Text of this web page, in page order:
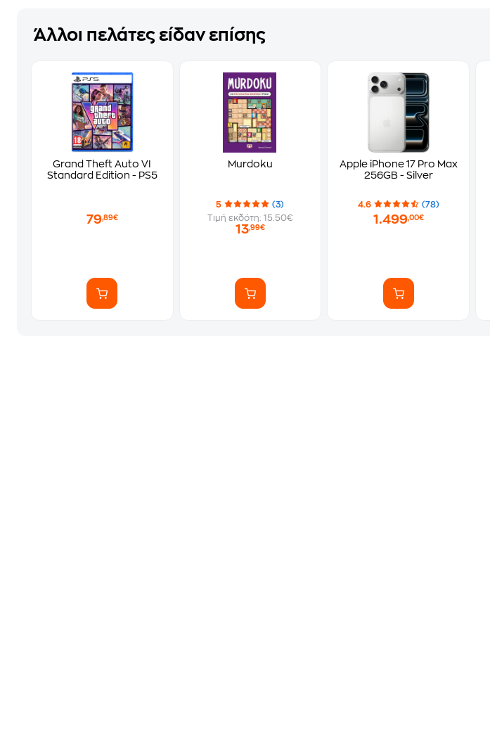
Άλλοι πελάτες είδαν επίσης
Grand Theft Auto VI
Standard Edition - PS5
79,89€
Murdoku
5
(3)
Τιμή εκδότη: 15.50€
13,99€
Apple iPhone 17 Pro Max
256GB - Silver
4.6 (78)
1.499,00€